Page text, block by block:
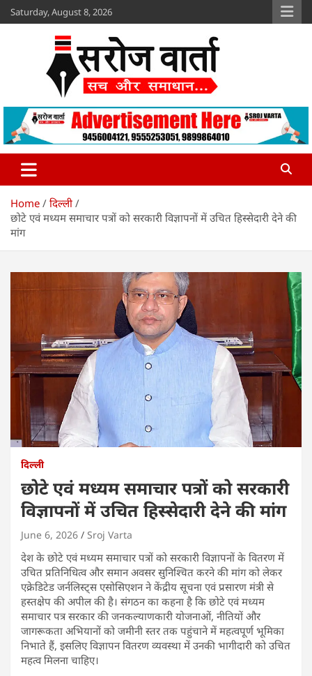
Skip
to
Saturday, August 8, 2026
Sroj Varta
www.srojvarta.in
Home
दिल्ली
छोटे एवं मध्यम समाचार पत्रों को सरकारी विज्ञापनों में उचित हिस्सेदारी देने की
मांग
दिल्ली
छोटे एवं मध्यम समाचार पत्रों को सरकारी
विज्ञापनों में उचित हिस्सेदारी देने की मांग
June 6, 2026 Sroj Varta
देश के छोटे एवं मध्यम समाचार पत्रों को सरकारी विज्ञापनों के वितरण में
उचित प्रतिनिधित्व और समान अवसर सुनिश्चित करने की मांग को लेकर
एक्रेडिटेड जर्नलिस्ट्स एसोसिएशन ने केंद्रीय सूचना एवं प्रसारण मंत्री से
हस्तक्षेप की अपील की है। संगठन का कहना है कि छोटे एवं मध्यम
समाचार पत्र सरकार की जनकल्याणकारी योजनाओं, नीतियों और
जागरूकता अभियानों को जमीनी स्तर तक पहुंचाने में महत्वपूर्ण भूमिका
निभाते हैं, इसलिए विज्ञापन वितरण व्यवस्था में उनकी भागीदारी को उचित
महत्व मिलना चाहिए।